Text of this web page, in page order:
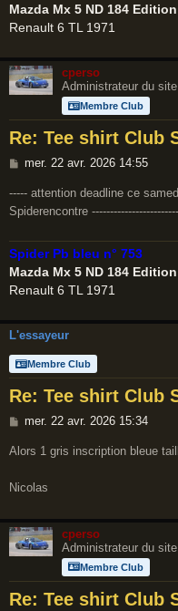
Mazda Mx 5 ND 184
Renault 6 TL 1971
cperso
Administrateur du site
Membre Club
Re: Tee shirt Club
M
s
s
g
e
mer. 22 avr. 2026 14:55
----- attention deadline ce
Spiderencontre
Spider Pb bleu n° 753
Mazda Mx 5 ND 184
Renault 6 TL 1971
L'essayeur
Membre Club
Re: Tee shirt Club
M
s
a
e
mer. 22 avr. 2026 15:34
Alors 1 gris inscription bleue
Nicolas
cperso
Administrateur du site
Membre Club
Re: Tee shirt Club